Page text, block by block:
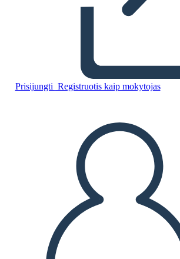
Prisijungti Registruotis kaip mokytojas
5 Ws poster
SUKURTI SIUŽETINĘ LENTĄ
PALEISTI SKAIDRIŲ DEMONSTRACIJĄ
SKAITYK MAN